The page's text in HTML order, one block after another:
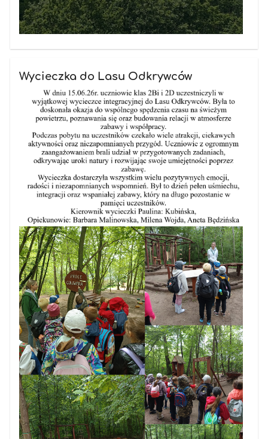
Wycieczka do Lasu Odkrywców